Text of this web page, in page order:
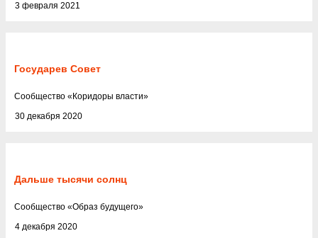
3 февраля 2021
Государев Совет
30 декабря 2020
Cообщество « Коридоры власти»
Дальше тысячи солнц
4 декабря 2020
Cообщество «Образ будущего»